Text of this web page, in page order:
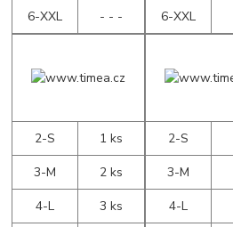
6-XXL
- - -
6-XXL
2-S
1 ks
3-M
2 ks
4-L
3 ks
2-S
3-M
4-L